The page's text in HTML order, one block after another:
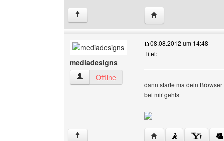
↑ Website dieses
mediadesigns
mediadesigns Benutzer-Profile anzeigen
Offline
08.08.2012 um 14:48
Titel:
dann starte ma dein
bei mir gehts
↑ Website dieses